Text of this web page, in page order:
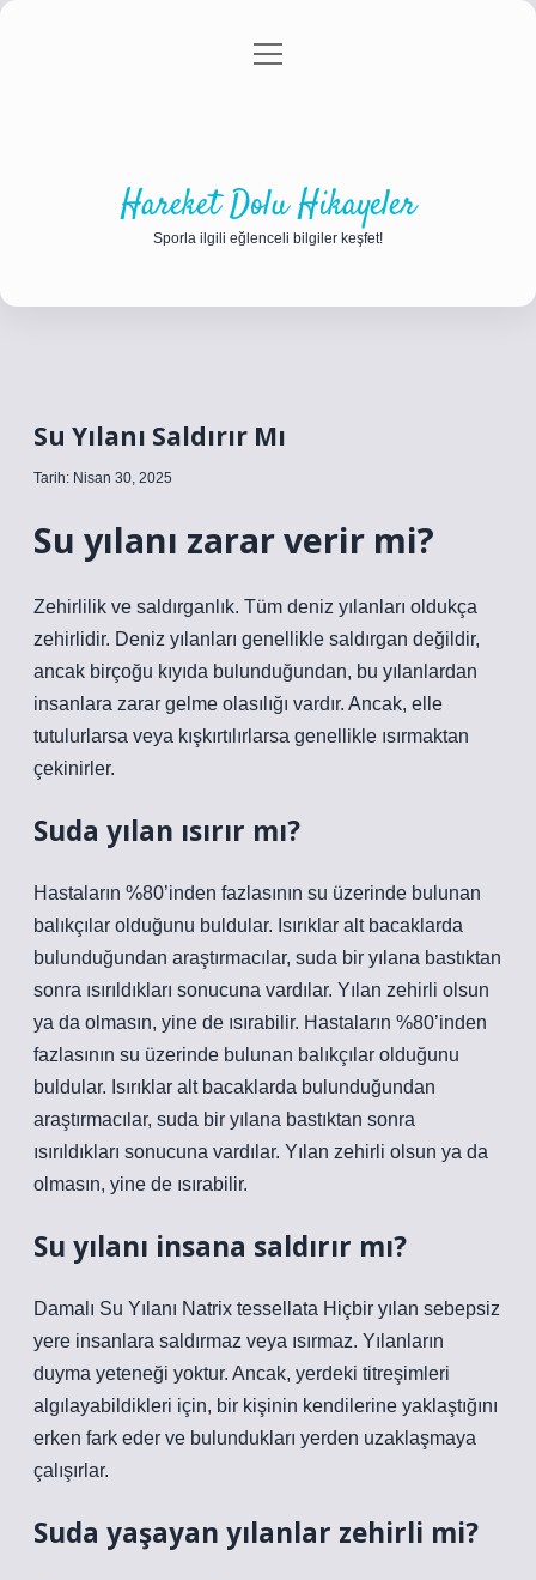
Gizlilik Politikası
menüyü
Hareket Dolu Hikayeler
Sporla ilgili eğlenceli bilgiler keşfet!
Su Yılanı Saldırır Mı
Tarih: Nisan 30, 2025
Su yılanı zarar verir mi?
Zehirlilik ve saldırganlık. Tüm deniz yılanları oldukça
zehirlidir. Deniz yılanları genellikle saldırgan değildir,
ancak birçoğu kıyıda bulunduğundan, bu yılanlardan
insanlara zarar gelme olasılığı vardır. Ancak, elle
tutulurlarsa veya kışkırtılırlarsa genellikle ısırmaktan
çekinirler.
Suda yılan ısırır mı?
Hastaların %80’inden fazlasının su üzerinde bulunan
balıkçılar olduğunu buldular. Isırıklar alt bacaklarda
bulunduğundan araştırmacılar, suda bir yılana bastıktan
sonra ısırıldıkları sonucuna vardılar. Yılan zehirli olsun
ya da olmasın, yine de ısırabilir. Hastaların %80’inden
fazlasının su üzerinde bulunan balıkçılar olduğunu
buldular. Isırıklar alt bacaklarda bulunduğundan
araştırmacılar, suda bir yılana bastıktan sonra
ısırıldıkları sonucuna vardılar. Yılan zehirli olsun ya da
olmasın, yine de ısırabilir.
Su yılanı insana saldırır mı?
Damalı Su Yılanı Natrix tessellata Hiçbir yılan sebepsiz
yere insanlara saldırmaz veya ısırmaz. Yılanların
duyma yeteneği yoktur. Ancak, yerdeki titreşimleri
algılayabildikleri için, bir kişinin kendilerine yaklaştığını
erken fark eder ve bulundukları yerden uzaklaşmaya
çalışırlar.
Suda yaşayan yılanlar zehirli mi?